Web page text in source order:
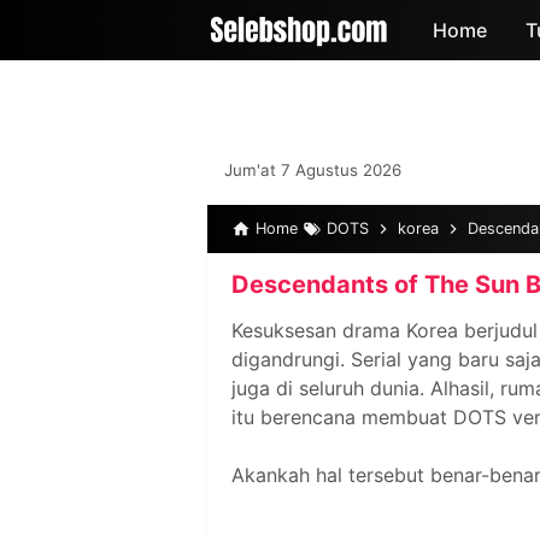
Home
Jum'at 7 Agustus 2026
Home DOTS korea
Descendants of The Sun
Kesuksesan drama Korea
digandrungi. Serial yang baru
juga di seluruh dunia. Alhasil,
itu berencana membuat DOTS
Akankah hal tersebut benar-